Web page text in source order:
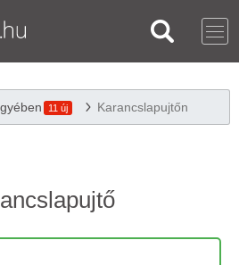
11 új Karancslapujtőn